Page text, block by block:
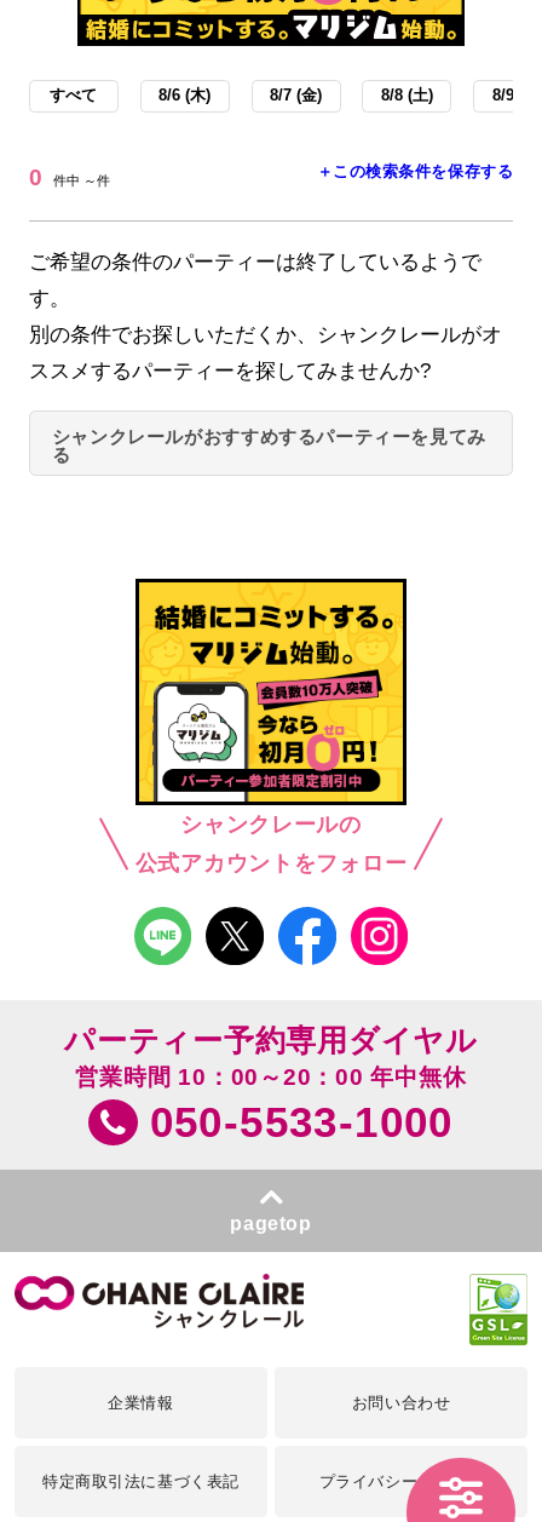
すべて 8/6 (木) 8/7 (金) 8/8 (土) 8/9 (日
0 件中 ～件 ＋この検索条件を保存する
ご希望の条件のパーティーは終了しているようで
す。
別の条件でお探しいただくか、シャンクレールがオ
ススメするパーティーを探してみませんか?
シャンクレールがおすすめするパーティーを見てみ
る
シャンクレールの
公式アカウントをフォロー
パーティー予約専用ダイヤル
営業時間 10：00～20：00 年中無休
050-5533-1000
pagetop
企業情報 お問い合わせ
特定商取引法に基づく表記 プライバシーポリシー